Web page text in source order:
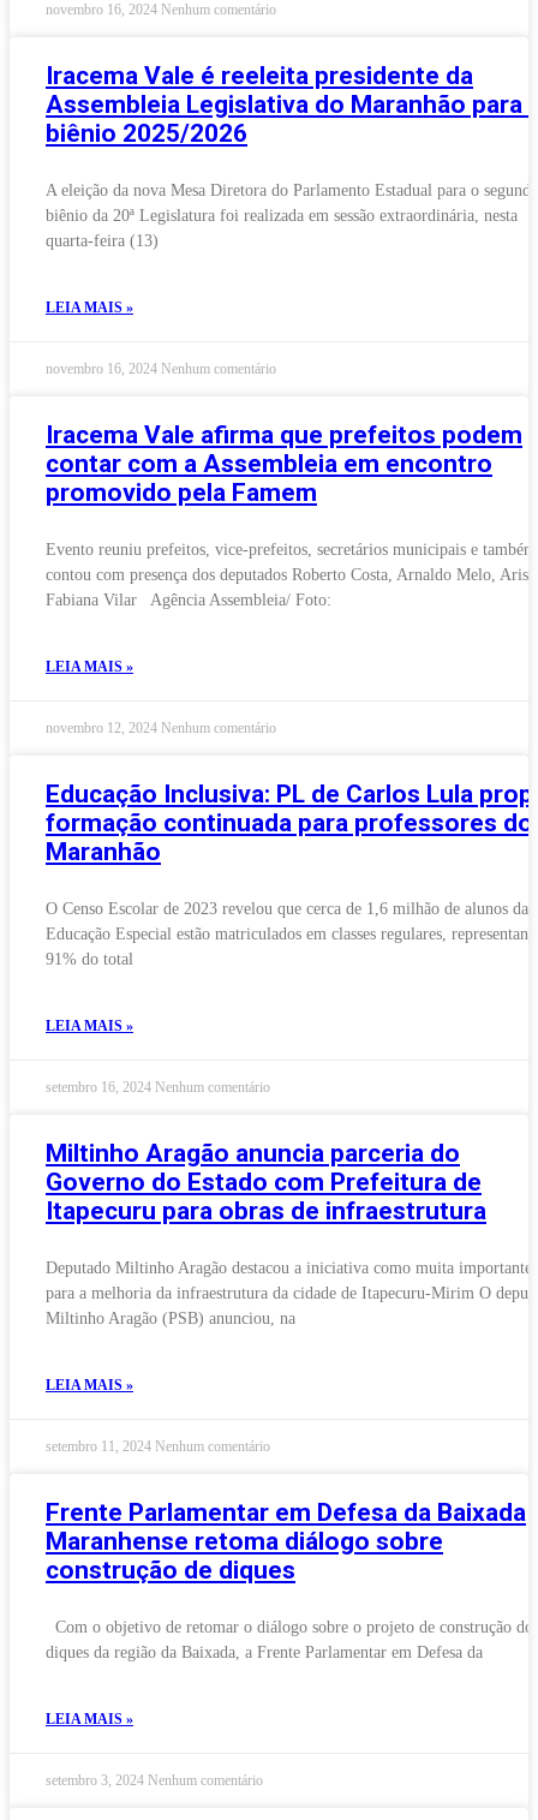
novembro 16, 2024 Nenhum comentário
Iracema Vale é reeleita presidente da
Assembleia Legislativa do Maranhão para
biênio 2025/2026
A eleição da nova Mesa Diretora do Parlamento Estadual para o segundo
biênio da 20ª Legislatura foi realizada em sessão extraordinária, nesta
quarta-feira (13)
LEIA MAIS »
novembro 16, 2024 Nenhum comentário
Iracema Vale afirma que prefeitos podem
contar com a Assembleia em encontro
promovido pela Famem
Evento reuniu prefeitos, vice-prefeitos, secretários municipais e também
contou com presença dos deputados Roberto Costa, Arnaldo Melo,
Fabiana Vilar Agência Assembleia/ Foto:
LEIA MAIS »
novembro 12, 2024 Nenhum comentário
Educação Inclusiva: PL de Carlos Lula
formação continuada para professores do
Maranhão
O Censo Escolar de 2023 revelou que cerca de 1,6 milhão de alunos da
Educação Especial estão matriculados em classes regulares,
91% do total
LEIA MAIS »
setembro 16, 2024 Nenhum comentário
Miltinho Aragão anuncia parceria do
Governo do Estado com Prefeitura de
Itapecuru para obras de infraestrutura
Deputado Miltinho Aragão destacou a iniciativa como muita importante
para a melhoria da infraestrutura da cidade de Itapecuru-Mirim O
Miltinho Aragão (PSB) anunciou, na
LEIA MAIS »
setembro 11, 2024 Nenhum comentário
Frente Parlamentar em Defesa da Baixada
Maranhense retoma diálogo sobre
construção de diques
Com o objetivo de retomar o diálogo sobre o projeto de construção dos
diques da região da Baixada, a Frente Parlamentar em Defesa da
LEIA MAIS »
setembro 3, 2024 Nenhum comentário